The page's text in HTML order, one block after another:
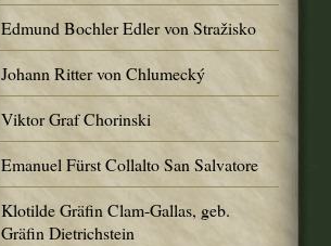
Edmund Bochler Edler von Stražisko
Johann Ritter von Chlumecký
Viktor Graf Chorinski
Emanuel Fürst Collalto San Salvatore
Klotilde Gräfin Clam-Gallas, geb.
Gräfin Dietrichstein